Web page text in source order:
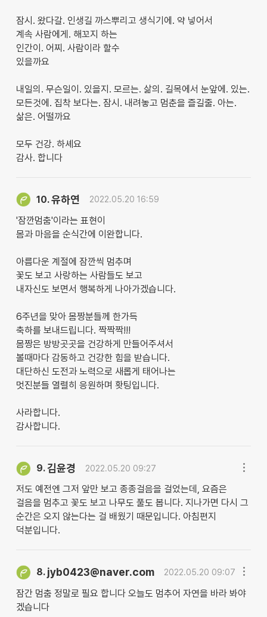
잠시. 왔다갈. 인생길 까스뿌리고 생식기에. 약 넣어서
계속 사람에게. 해꼬지 하는
인간이. 어찌. 사람이라 할수
있을까요
내일의. 무슨일이. 있을지. 모르는. 삶의. 길목에서 눈앞에. 있는.
모든것에. 집착 보다는. 잠시. 내려놓고 멈춘을 즐길줄. 아는.
삶은. 어떨까요
모두 건강. 하셰요
감사. 합니다
10.유하연 2022.05.20 16:59
'잠깐멈춤'이라는 표현이
몸과 마음을 순식간에 이완합니다.
아름다운 계절에 잠깐씩 멈추며
꽃도 보고 사랑하는 사람들도 보고
내자신도 보면서 행복하게 나아가겠습니다.
6주년을 맞아 몸짱분들께 한가득
축하를 보내드립니다. 짝짝짝!!!
몸짱은 방방곳곳을 건강하게 만들어주셔서
볼때마다 감동하고 건강한 힘을 받습니다.
대단하신 도전과 노력으로 새롭게 태어나는
멋진분들 열렬히 응원하며 홧팅입니다.
사라합니다.
감사합니다.
9.김윤경 2022.05.20 09:27
저도 예전엔 그저 앞만 보고 종종걸음을 걸었는데, 요즘은
걸음을 멈추고 꽃도 보고 나무도 풀도 봅니다. 지나가면 다시 그
순간은 오지 않는다는 걸 배웠기 때문입니다. 아침편지
덕분입니다.
8. jyb0423@naver.com 2022.05.20 09:07
잠간 멈춤 정말로 필요 합니다 오늘도 멈추어 자연을 바라 봐야
겠습니다